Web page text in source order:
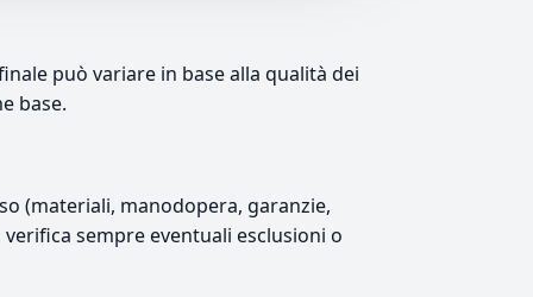
può variare in base alla qualità dei
base.
(materiali, manodopera, garanzie,
sempre eventuali esclusioni o